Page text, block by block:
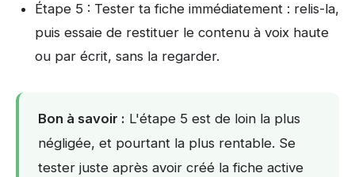
Étape 5 : Tester ta fiche immédiatement : relis-la,
puis essaie de restituer le contenu à voix haute
ou par écrit, sans la regarder.
Bon à savoir : L'étape 5 est de loin la plus
négligée, et pourtant la plus rentable. Se
tester juste après avoir créé la fiche active